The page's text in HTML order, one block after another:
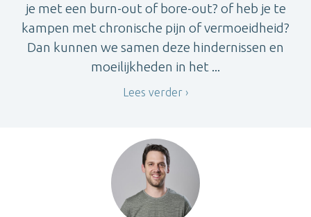
je met een burn-out of bore-out? of heb je te
kampen met chronische pijn of vermoeidheid?
Dan kunnen we samen deze hindernissen en
moeilijkheden in het ...
Lees verder